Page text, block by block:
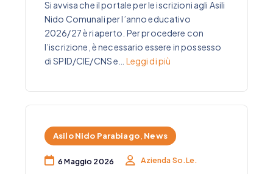
Si avvisa che il portale per le iscrizioni agli Asili
Nido Comunali per l’anno educativo
2026/27 è riaperto. Per procedere con
l’iscrizione, è necessario essere in possesso
di SPID/CIE/CNS e… Leggi di più
Asilo Nido Parabiago, News
6 Maggio 2026 Azienda So.Le.